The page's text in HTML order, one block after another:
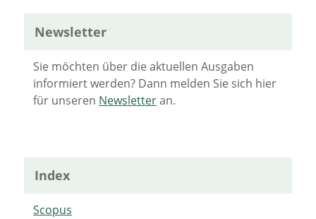
Newsletter
Sie möchten über die aktuellen Ausgaben
informiert werden? Dann melden Sie sich hier
für unseren Newsletteran.
Index
Scopus